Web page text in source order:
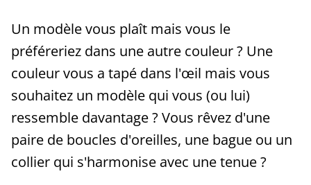
Un modèle vous plaît mais vous le
préféreriez dans une autre couleur ? Une
couleur vous a tapé dans l'œil mais vous
souhaitez un modèle qui vous (ou lui)
ressemble davantage ? Vous rêvez d'une
paire de boucles d'oreilles, une bague ou un
collier qui s'harmonise avec une tenue ?